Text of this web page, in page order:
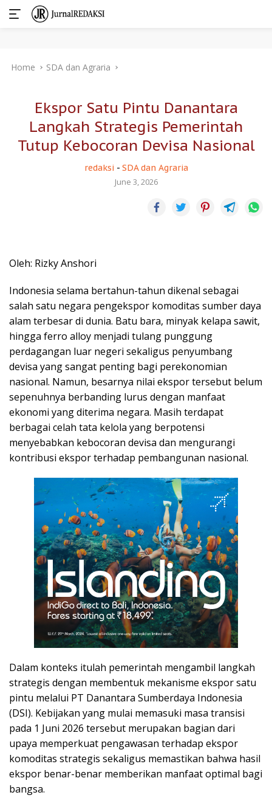
Home SDA dan Agraria
Ekspor Satu Pintu Danantara
Langkah Strategis Pemerintah
Tutup Kebocoran Devisa Nasional
redaksi - SDA dan Agraria
June 3, 2026
Oleh: Rizky Anshori
Indonesia selama bertahun-tahun dikenal sebagai
salah satu negara pengekspor komoditas sumber daya
alam terbesar di dunia. Batu bara, minyak kelapa sawit,
hingga ferro alloy menjadi tulang punggung
perdagangan luar negeri sekaligus penyumbang
devisa yang sangat penting bagi perekonomian
nasional. Namun, besarnya nilai ekspor tersebut belum
sepenuhnya berbanding lurus dengan manfaat
ekonomi yang diterima negara. Masih terdapat
berbagai celah tata kelola yang berpotensi
menyebabkan kebocoran devisa dan mengurangi
kontribusi ekspor terhadap pembangunan nasional.
Dalam konteks itulah pemerintah mengambil langkah
strategis dengan membentuk mekanisme ekspor satu
pintu melalui PT Danantara Sumberdaya Indonesia
(DSI). Kebijakan yang mulai memasuki masa transisi
pada 1 Juni 2026 tersebut merupakan bagian dari
upaya memperkuat pengawasan terhadap ekspor
komoditas strategis sekaligus memastikan bahwa hasil
ekspor benar-benar memberikan manfaat optimal bagi
bangsa.